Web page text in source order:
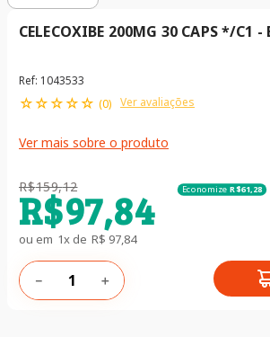
CELECOXIBE 200MG 30 CAPS */C1 -
Ref: 1043533
☆☆☆☆☆ (0) Ver avaliações
Ver mais sobre o produto
R$159,12 Economize R$61,28
R$97,84
ou em 1x de R$ 97,84
＋
－